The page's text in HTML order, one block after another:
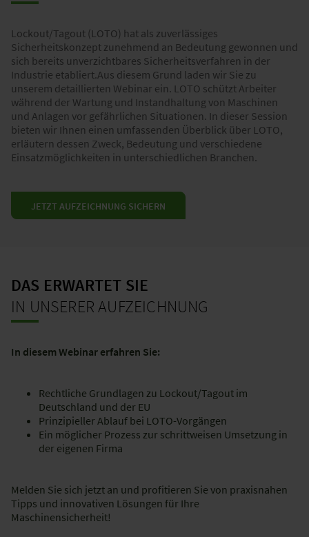
Lockout/Tagout (LOTO) hat als zuverlässiges
Sicherheitskonzept zunehmend an Bedeutung gewonnen und
sich bereits unverzichtbares Sicherheitsverfahren in der
Industrie etabliert.​Aus diesem Grund laden wir Sie zu
unserem detaillierten Webinar ein. LOTO schützt Arbeiter
während der Wartung und Instandhaltung von Maschinen
und Anlagen vor gefährlichen Situationen. In dieser Session
bieten wir Ihnen einen umfassenden Überblick über LOTO,
erläutern dessen Zweck, Bedeutung und verschiedene
Einsatzmöglichkeiten in unterschiedlichen Branchen.
JETZT AUFZEICHNUNG SICHERN
DAS ERWARTET SIE
IN UNSERER AUFZEICHNUNG
In diesem Webinar erfahren Sie:​
Rechtliche Grundlagen zu Lockout/Tagout im
Deutschland und der EU
Prinzipieller Ablauf bei LOTO-Vorgängen
Ein möglicher Prozess zur schrittweisen Umsetzung in
der eigenen Firma
Melden Sie sich jetzt an und profitieren Sie von praxisnahen
Tipps und innovativen Lösungen für Ihre
Maschinensicherheit!